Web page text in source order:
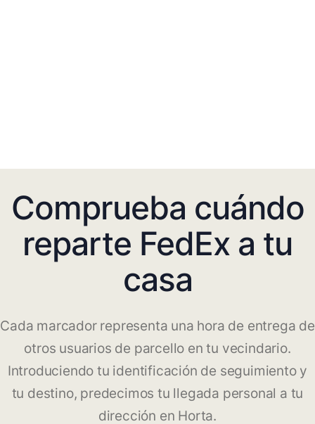
Comprueba cuándo
reparte FedEx a tu
casa
Cada marcador representa una hora de entrega de
otros usuarios de parcello en tu vecindario.
Introduciendo tu identificación de seguimiento y
tu destino, predecimos tu llegada personal a tu
dirección en Horta.